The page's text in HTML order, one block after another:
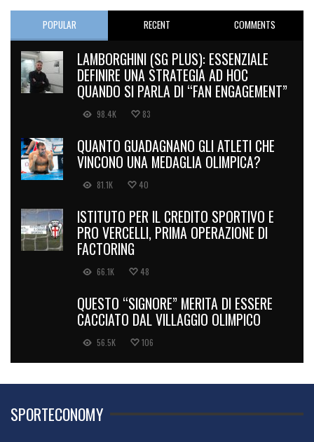
POPULAR RECENT COMMENTS
LAMBORGHINI (SG PLUS): ESSENZIALE
DEFINIRE UNA STRATEGIA AD HOC
QUANDO SI PARLA DI “FAN ENGAGEMENT”
98.4K 83
QUANTO GUADAGNANO GLI ATLETI CHE
VINCONO UNA MEDAGLIA OLIMPICA?
81.1K 40
ISTITUTO PER IL CREDITO SPORTIVO E
PRO VERCELLI, PRIMA OPERAZIONE DI
FACTORING
66.1K 48
QUESTO “SIGNORE” MERITA DI ESSERE
CACCIATO DAL VILLAGGIO OLIMPICO
56.5K 106
SPORTECONOMY